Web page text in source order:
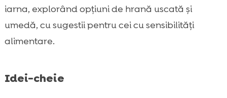
iarna, explorând opțiuni de hrană uscată și
umedă, cu sugestii pentru cei cu sensibilități
alimentare.
Idei-cheie